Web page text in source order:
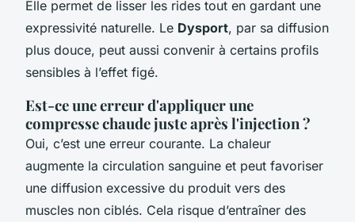
Elle permet de lisser les rides tout en gardant une
expressivité naturelle. Le Dysport, par sa diffusion
plus douce, peut aussi convenir à certains profils
sensibles à l’effet figé.
Est-ce une erreur d'appliquer une
compresse chaude juste après l'injection ?
Oui, c’est une erreur courante. La chaleur
augmente la circulation sanguine et peut favoriser
une diffusion excessive du produit vers des
muscles non ciblés. Cela risque d’entraîner des